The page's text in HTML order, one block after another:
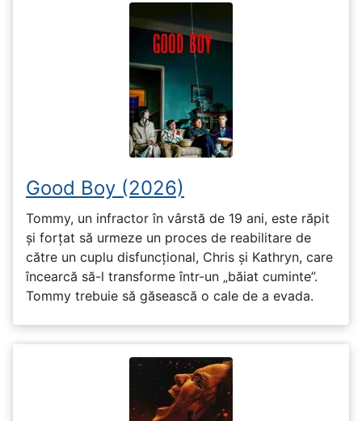
Good Boy (2026)
Tommy, un infractor în vârstă de 19 ani, este răpit
și forțat să urmeze un proces de reabilitare de
către un cuplu disfuncțional, Chris și Kathryn, care
încearcă să-l transforme într-un „băiat cuminte”.
Tommy trebuie să găsească o cale de a evada.